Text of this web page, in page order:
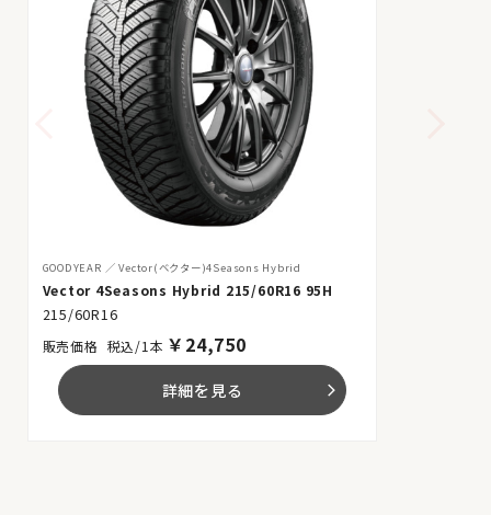
GOODYEAR Vector(ベクター)4Seasons Hybrid
Vector 4Seasons Hybrid 215/60R16 95H
215/60R16
税込/1本 ￥ 24,750
詳細を見る arrow_forward_ios